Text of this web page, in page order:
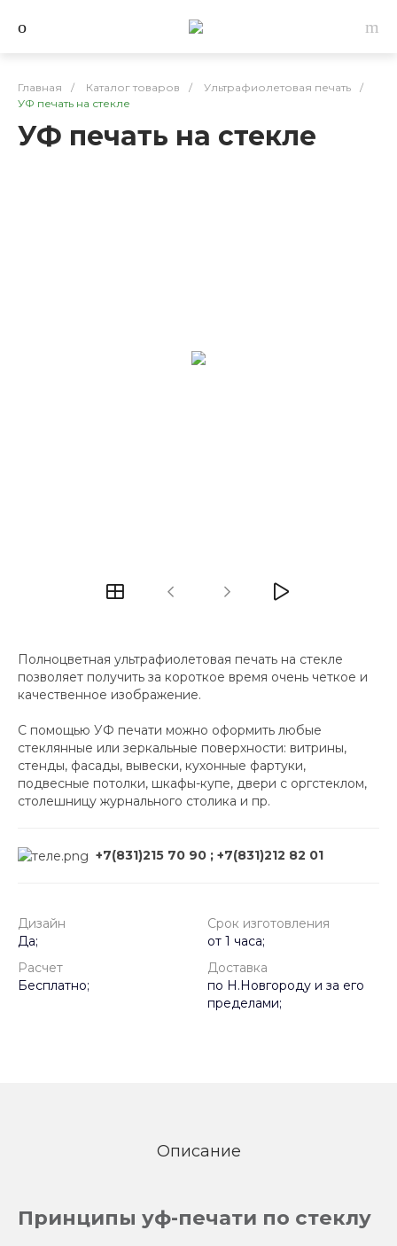
Главная / Каталог товаров / Ультрафиолетовая печать
/
УФ печать на стекле
УФ печать на стекле
Полноцветная ультрафиолетовая печать на стекле
позволяет получить за короткое время очень четкое и
качественное изображение.
С помощью УФ печати можно оформить любые
стеклянные или зеркальные поверхности: витрины,
стенды, фасады, вывески, кухонные фартуки,
подвесные потолки, шкафы-купе, двери с оргстеклом,
столешницу журнального столика и пр.
+7(831)215 70 90 ; +7(831)212 82 01
Дизайн
Да;
Срок изготовления
от 1 часа;
Расчет
Бесплатно;
Доставка
по Н.Новгороду и за его
пределами;
Описание
Принципы уф-печати по стеклу